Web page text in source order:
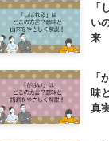
「
い
来
「
味
真